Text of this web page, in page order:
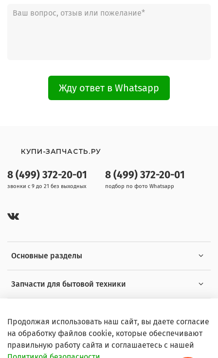
Жду ответ в Whatsapp
Основные разделы
Запчасти для бытовой техники
8 (499) 372-20-01
звонки с 9 до 21 без выходных
8 (499) 372-20-01
подбор по фото Whatsapp
КУПИ-ЗАПЧАСТЬ.РУ
Продолжая использовать наш сайт, вы даете согласие
на обработку файлов cookie, которые обеспечивают
правильную работу сайта и соглашаетесь с нашей